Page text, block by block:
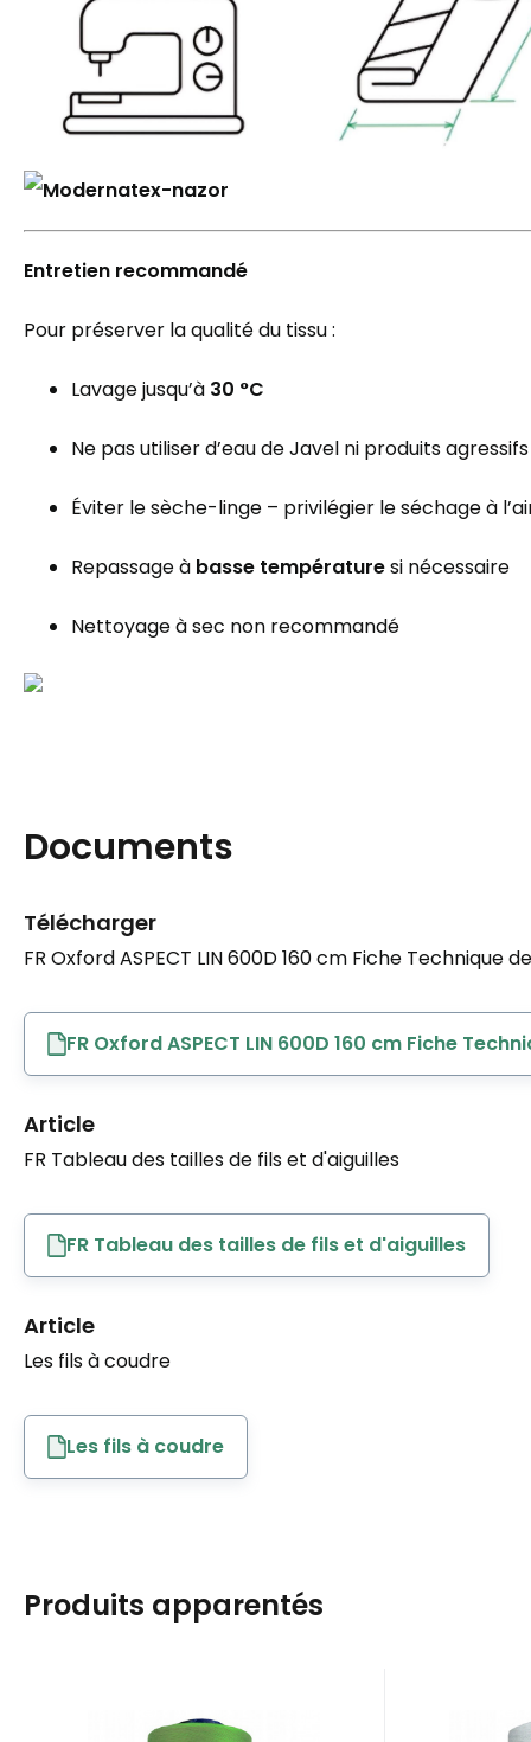
Entretien recommandé
Pour préserver la qualité du tissu :
Lavage jusqu’à 30 °C
Ne pas utiliser d’eau de Javel ni produits agressifs
Éviter le sèche-linge – privilégier le séchage à
Repassage à basse températuresi nécessaire
Nettoyage à sec non recommandé
Documents
Télécharger
FR Oxford ASPECT LIN 600D 160 cm Fiche Technique
FR Oxford ASPECT LIN 600D 160 cm Fiche
Article
FR Tableau des tailles de fils et d'aiguilles
FR Tableau des tailles de fils et d'aiguilles
Article
Les fils à coudre
Les fils à coudre
Produits apparentés
Code:80VIGA0919
EAN:8595721019902
En stock 4 pièce EAN: